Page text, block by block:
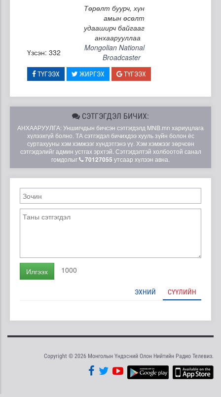
Төрөлт буурч, хүн
амын өсөлт
удааширч байгааг
анхаарууллаа
Үзсэн: 332
Mongolian National
Broadcaster
ТҮГЭЭХ ЖИРГЭХ ТҮГЭЭХ
СЭТГЭГДЭЛ БИЧИХ:
АНХААРУУЛГА: Уншигчдын бичсэн сэтгэгдэлд MNB.mn хариуцлага
хүлээхгүй болно. ТА сэтгэгдэл бичихдээ хууль зүйн болон ёс
суртахууны хэм хэмжээг хүндэтгэнэ үү. Хэм хэмжээг зөрчсөн
сэтгэгдэлийг админ устгах эрхтэй. Сэтгэгдэлтэй холбоотой санал
гомдолыг
70127055 утсаар хүлээн авна.
Илгээх 1000
ЭХНИЙ СҮҮЛИЙН
Copyright © 2026 Монголын Үндэсний Олон Нийтийн Радио Телевиз.